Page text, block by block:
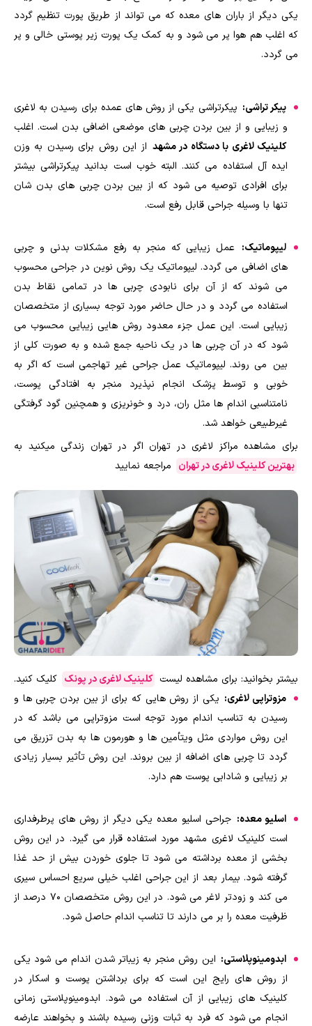
یکی دیگر از باران های معده که می تواند از طریق پورت تنظیم گردد
که اغلب هم هوا پر می شود و به کمک یک پورت زیر پوستی خالی و پر
می گردد.
پیکر تراشی: پیکرتراشی یکی از روش های عمده برای رسیدن به لاغری
و زیبایی و از بین بردن چربی های موضعی اضافی بدن است. اغلب
کلینیک لاغری با دستگاه در مشهد از این روش برای رسیدن به وزن
ایده آل استفاده می کنند. البته خوب است بدانید پیکرتراشی بیشتر
برای افرادی توصیه می شود که از بین بردن چربی های بدن شان
تنها با وسیله جراحی قابل رفع است.
لیپوماتیک: عمل زیبایی که منجر به رفع مشکلات بدنی و چربی
های اضافی می گردد. لیپوماتیک یک روش نوین در جراحی محسوب
می شوند که از آن برای نابودی چربی ها در تمامی نقاط بدن
استفاده می گردد و در حال حاضر مورد توجه بسیاری از متخصصان
زیبایی است. این عمل جزء معدود روش هایی زیبایی محسوب می
شود که در آن چربی ها در یک ناحیه جمع شده و به صورت کلی از
بین می روند. لیپوماتیک عمل جراحی غیر تهاجمی است که اگر به
خوبی و توسط پزشک انجام نپذیرد منجر به افتادگی پوست،
نامتناسبی اندام ها مثل ران، درد و خونریزی و همچنین گود گرفتگی
غیرطبیعی خواهد شد.
برای مشاهده مراکز لاغری در تهران اگر در تهران زندگی میکنید به
بهترین کلینیک لاغری در تهران مراجعه نمایید
بیشتر بخوانید: برای مشاهده لیست کلینیک لاغری در پونک کلیک کنید.
مزوتراپی لاغری: یکی از روش هایی که برای از بین بردن چربی ها و
رسیدن به تناسب اندام مورد توجه است مزوتراپی می باشد که در
این روش مواردی مثل ویتأمین ها و هورمون ها به بدن تزریق می
گردد تا چربی های اضافه از بین بروند. این روش تأثیر بسیار زیادی
بر زیبایی و شادابی پوست هم دارد.
اسلیو معده: جراحی اسلیو معده یکی دیگر از روش های پرطرفداری
است کلینیک لاغری مشهد مورد استفاده قرار می گیرد. در این روش
بخشی از معده برداشته می شود تا جلوی خوردن بیش از حد غذا
گرفته شود. بیمار بعد از این جراحی اغلب خیلی سریع احساس سیری
می کند و زودتر لاغر می شود. در این روش متخصصان ۷۰ درصد از
ظرفیت معده را بر می دارند تا تناسب اندام حاصل شود.
ابدومینوپلاستی: این روش منجر به زیباتر شدن اندام می شود یکی
از روش های رایج این است که برای برداشتن پوست و اسکار در
کلینیک های زیبایی از آن استفاده می شود. ابدومینوپلاستی زمانی
انجام می شود که فرد به ثبات وزنی رسیده باشند و بخواهند عارضه